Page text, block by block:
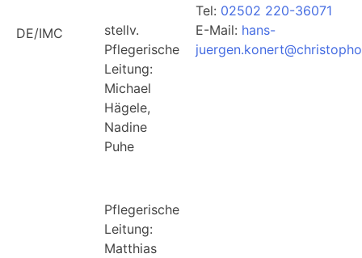
DE/IMC
stellv.
Pflegerische
Leitung:
Michael
Hägele,
Nadine
Puhe
Tel: 02502 220-36071
E-Mail: hans-
Pflegerische
Leitung:
Matthias